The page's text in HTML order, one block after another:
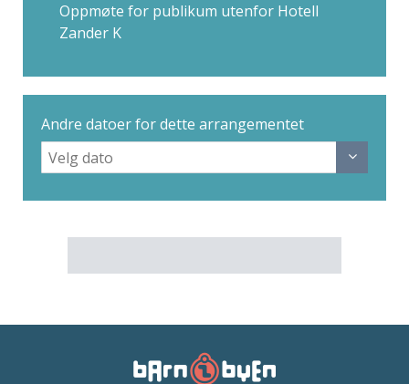
Oppmøte for publikum utenfor Hotell
Zander K
Andre datoer for dette arrangementet